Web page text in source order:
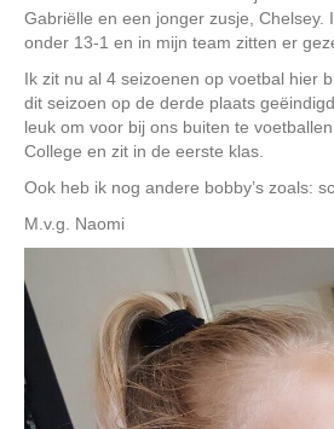
Gabriëlle en een jonger zusje, Chelsey.
onder 13-1 en in mijn team zitten er
Ik zit nu al 4 seizoenen op voetbal hier
dit seizoen op de derde plaats
leuk om voor bij ons buiten te
College en zit in de eerste klas.
Ook heb ik nog andere bobby’s zoals:
M.v.g. Naomi